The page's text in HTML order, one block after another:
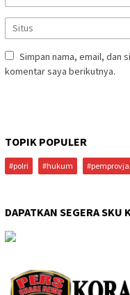
Simpan nama, email, dan
komentar saya berikutnya.
TOPIK POPULER
#polri #hukum
DAPATKAN SEGERA SKU